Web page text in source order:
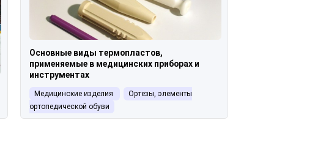
Основные виды термопластов,
применяемые в медицинских приборах и
инструментах
Медицинские изделия
Ортезы, элементы
ортопедической обуви